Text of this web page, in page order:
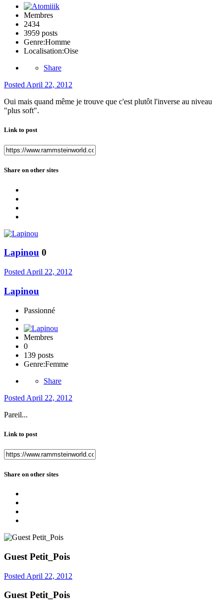
Membres
2434
3959 posts
Genre:Homme
Localisation:Oise
Share
Posted April 22, 2012
Oui mais quand même je trouve que c'est plutôt l'inverse au niveau
"plus soft".
Link to post
Share on other sites
Lapinou 0
Posted April 22, 2012
Lapinou
Passionné
Membres
0
139 posts
Genre:Femme
Share
Posted April 22, 2012
Pareil...
Link to post
Share on other sites
Guest Petit_Pois
Posted April 22, 2012
Guest Petit_Pois